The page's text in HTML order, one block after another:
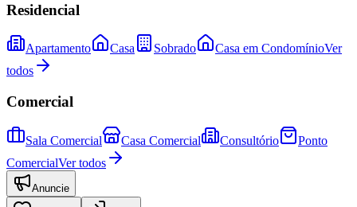
Residencial
Apartamento Casa Sobrado Casa em CondomínioVer
todos
Comercial
Sala Comercial Casa Comercial Consultório
Ponto
ComercialVer todos
Anuncie